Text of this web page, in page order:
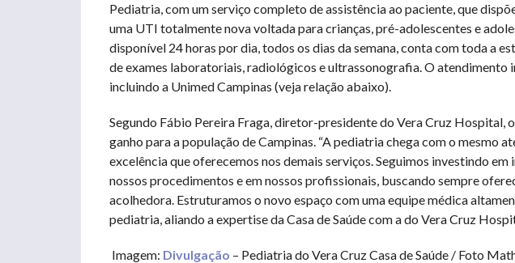
Pediatria, com um serviço completo de assistência ao paciente, que
uma UTI totalmente nova voltada para crianças, pré-adolescentes e
disponível 24 horas por dia, todos os dias da semana, conta com toda a
de exames laboratoriais, radiológicos e ultrassonografia. O atendimento
incluindo a Unimed Campinas (veja relação abaixo).
Segundo Fábio Pereira Fraga, diretor-presidente do Vera Cruz Hospital,
ganho para a população de Campinas. “A pediatria chega com o mesmo
excelência que oferecemos nos demais serviços. Seguimos investindo
nossos procedimentos e em nossos profissionais, buscando sempre
acolhedora. Estruturamos o novo espaço com uma equipe médica
pediatria, aliando a expertise da Casa de Saúde com a do Vera Cruz
Imagem: Divulgação – Pediatria do Vera Cruz Casa de Saúde / Foto